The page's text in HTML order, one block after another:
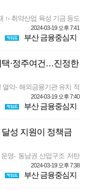
↑- 취약산업 육성 기금 등도
2024-03-19 오후 7:41
부산 금융중심지
택·정주여건…진정한
열악- 해외금융기관 유치 적
2024-03-19 오후 7:40
부산 금융중심지
성 지원이 정책금
영- 동남권 산업구조 저탄
2024-03-19 오후 7:38
부산 금융중심지